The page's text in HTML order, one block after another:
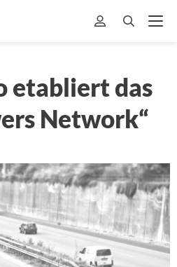
etabliert das
Network“